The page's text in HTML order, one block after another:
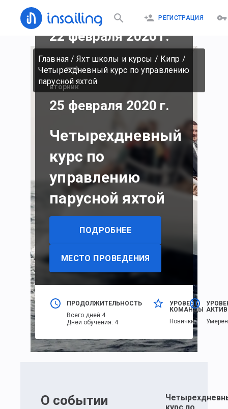
РЕГИСТРАЦИЯ
Главная/Яхт школы и курсы / Кипр /
Четырехдневный курс по управлению
парусной яхтой
суббота
22 февраля 2020 г.
вторник
25 февраля 2020 г.
Четырехдневный
курс по
управлению
парусной яхтой
ПОДРОБНЕЕ
МЕСТО ПРОВЕДЕНИЯ
ПРОДОЛЖИТЕЛЬНОСТЬ
Всего дней:4
Дней обучения: 4
УРОВЕНЬ
КОМАНДЫ
Новички
О событии